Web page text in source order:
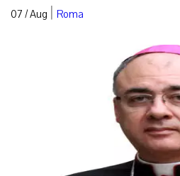
07 / Aug | Roma